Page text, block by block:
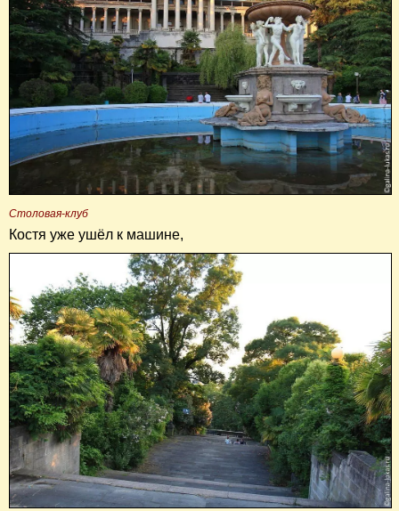
Столовая-клуб
Костя уже ушёл к машине,